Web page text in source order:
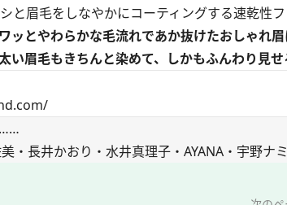
と眉毛をしなやかにコーティングする速乾性
ッとやわらかな毛流れであか抜けたおしゃれ
い眉毛もきちんと染めて、しかもふんわり見
……
・長井かおり・水井真理子・AYANA・宇野ナ